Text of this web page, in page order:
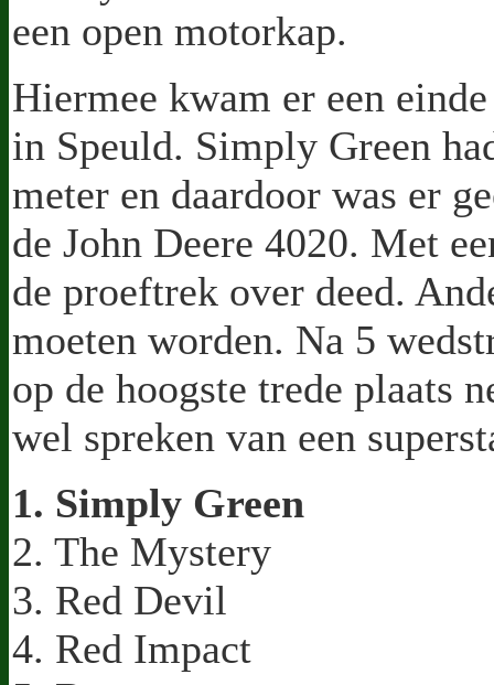
een open motorkap.
Hiermee kwam er een
in Speuld. Simply Green
meter en daardoor was er
de John Deere 4020. Met
de proeftrek over deed.
moeten worden. Na 5
op de hoogste trede plaats
wel spreken van een
1. Simply Green
2. The Mystery
3. Red Devil
4. Red Impact